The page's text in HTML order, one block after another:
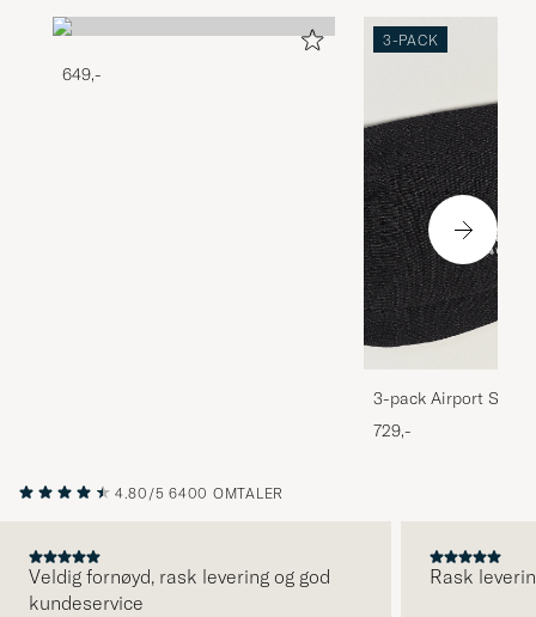
649,-
3-PACK
3-pack Airport
Melange
729,-
4.80/5 6400 OMTALER
Veldig fornøyd, rask levering og god
kundeservice
Rask